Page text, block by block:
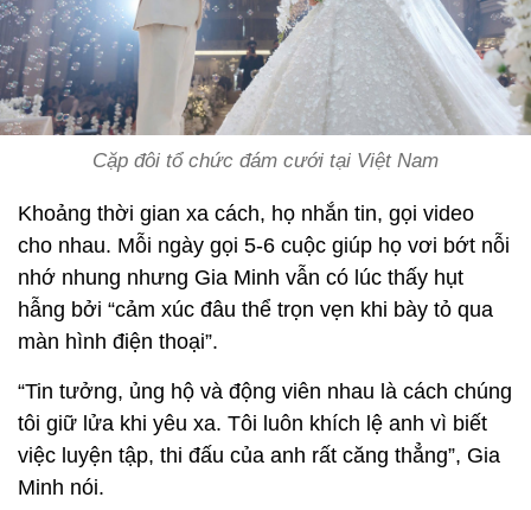
Cặp đôi tổ chức đám cưới tại Việt Nam
Khoảng thời gian xa cách, họ nhắn tin, gọi video
cho nhau. Mỗi ngày gọi 5-6 cuộc giúp họ vơi bớt nỗi
nhớ nhung nhưng Gia Minh vẫn có lúc thấy hụt
hẫng bởi “cảm xúc đâu thể trọn vẹn khi bày tỏ qua
màn hình điện thoại”.
“Tin tưởng, ủng hộ và động viên nhau là cách chúng
tôi giữ lửa khi yêu xa. Tôi luôn khích lệ anh vì biết
việc luyện tập, thi đấu của anh rất căng thẳng”, Gia
Minh nói.